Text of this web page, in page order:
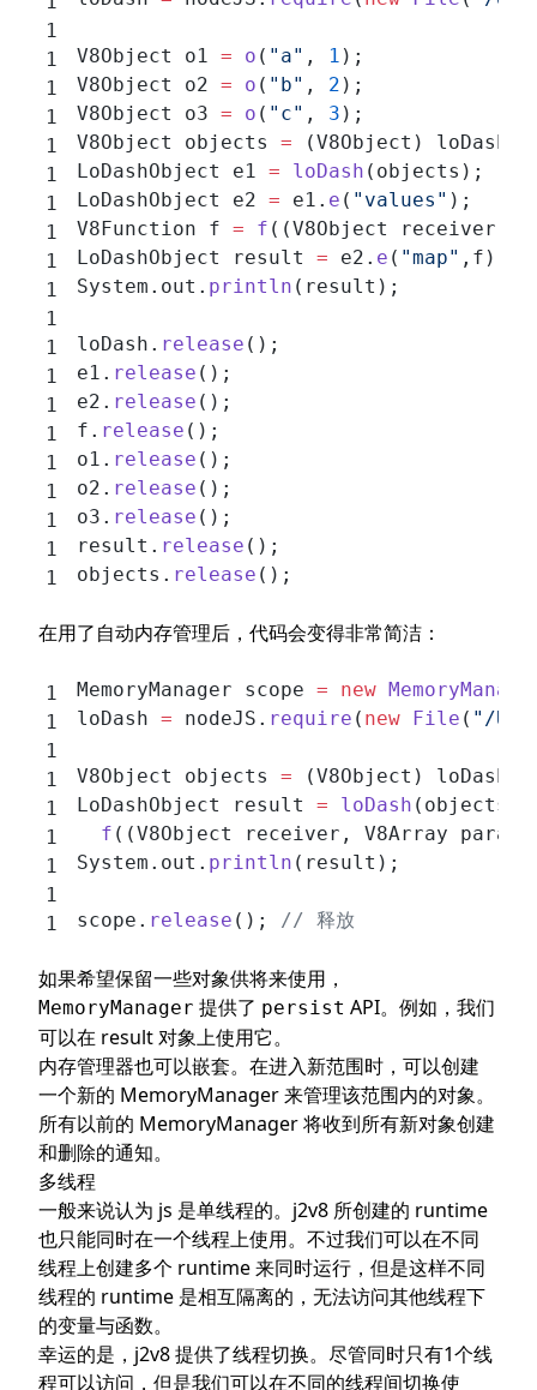
V8Object o1 = o ( "a" , 1 );
V8Object o2 = o ( "b" , 2 );
V8Object o3 = o ( "c" , 3 );
V8Object objects = (V8Object) loDash.
LoDashObject e1 = loDash (objects);
LoDashObject e2 = e1. e ( "values" );
V8Function f = f ((V8Object receiver,
LoDashObject result = e2. e ( "map" ,f);
System.out. println (result);
loDash. release ();
e1. release ();
e2. release ();
f. release ();
o1. release ();
o2. release ();
o3. release ();
result. release ();
objects. release ();
在用了自动内存管理后，代码会变得非常简洁：
MemoryManager scope = new
loDash = nodeJS. require ( new File ( "/
V8Object objects = (V8Object) loDash.
LoDashObject result = loDash (objects).
  f
((V8Object receiver, V8Array
System.out. println (result);
scope. release (); // 释放
如果希望保留一些对象供将来使用，
MemoryManager 提供了 persist API。例如，我们
可以在 result 对象上使用它。
内存管理器也可以嵌套。在进入新范围时，可以创建
一个新的 MemoryManager 来管理该范围内的对象。
所有以前的 MemoryManager 将收到所有新对象创建
和删除的通知。
多线程
一般来说认为 js 是单线程的。j2v8 所创建的 runtime
也只能同时在一个线程上使用。不过我们可以在不同
线程上创建多个 runtime 来同时运行，但是这样不同
线程的 runtime 是相互隔离的，无法访问其他线程下
的变量与函数。
幸运的是，j2v8 提供了线程切换。尽管同时只有1个线
程可以访问，但是我们可以在不同的线程间切换使